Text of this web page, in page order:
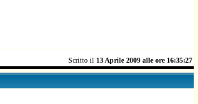
Scritto il 13 Aprile 2009 alle ore 16:35:27